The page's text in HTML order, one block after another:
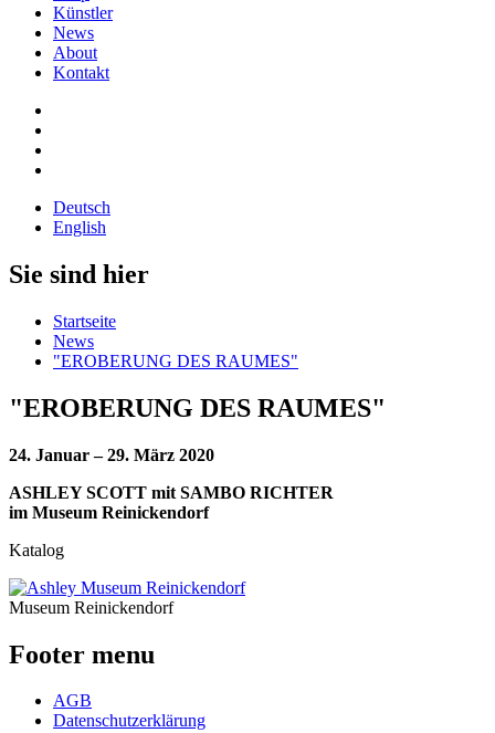
Künstler
News
About
Kontakt
Deutsch
English
Sie sind hier
Startseite
News
"EROBERUNG DES RAUMES"
"EROBERUNG DES RAUMES"
24. Januar – 29. März 2020
ASHLEY SCOTT mit SAMBO RICHTER
im Museum Reinickendorf
Katalog
Museum Reinickendorf
Footer menu
AGB
Datenschutzerklärung